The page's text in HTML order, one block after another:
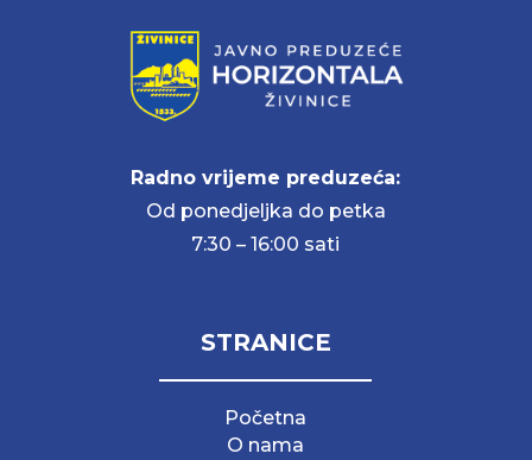
Radno vrijeme preduzeća:
Od ponedjeljka do petka
7:30 – 16:00 sati
STRANICE
Početna
O nama